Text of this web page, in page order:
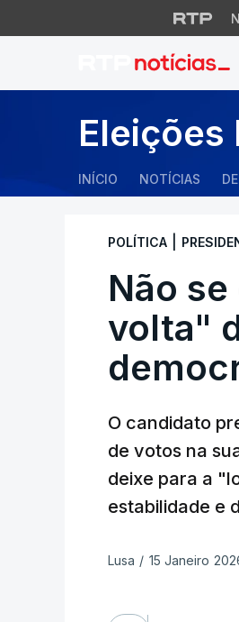
Não se
INÍCIO NOTÍCIAS
POLÍTICA
Não
volta"
O candidato
de votos na
deixe para a
estabilidade e
Lusa / 15 Janeiro